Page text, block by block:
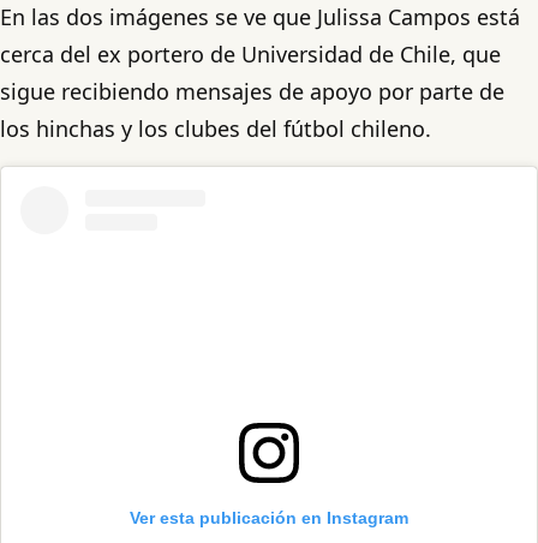
En las dos imágenes se ve que Julissa Campos está
cerca del ex portero de Universidad de Chile, que
sigue recibiendo mensajes de apoyo por parte de
los hinchas y los clubes del fútbol chileno.
Ver esta publicación en Instagram